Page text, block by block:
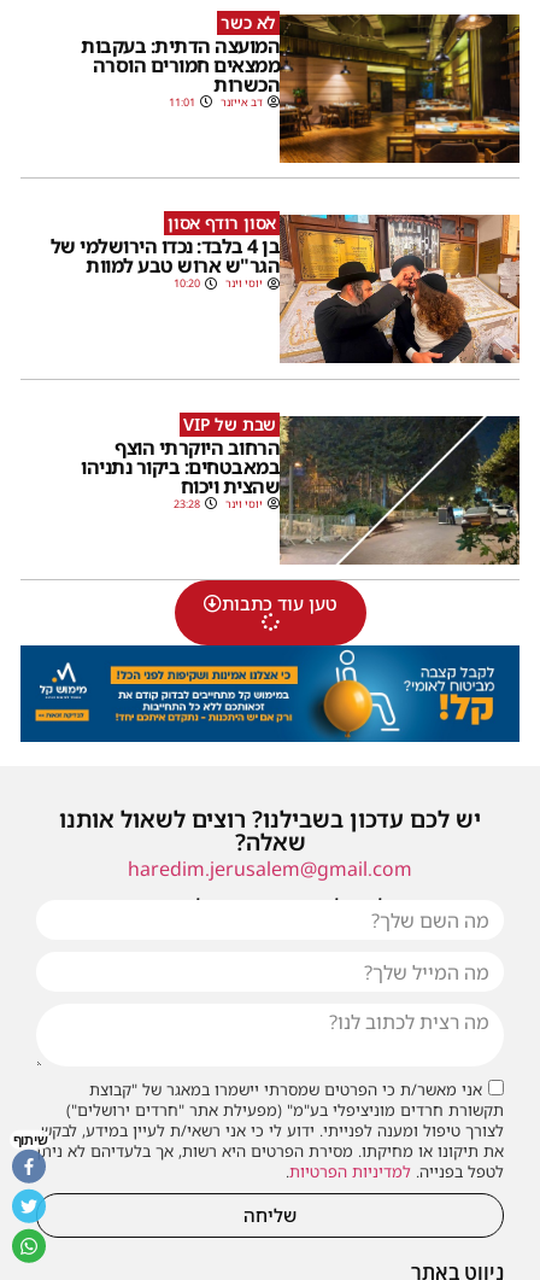
לא כשר
המועצה הדתית: בעקבות
ממצאים חמורים הוסרה
הכשרות
דב אייזנר 11:01
אסון רודף אסון
בן 4 בלבד: נכדו הירושלמי של
הגר"ש ארוש טבע למוות
יוסי וינר 10:20
שבת של VIP
הרחוב היוקרתי הוצף
במאבטחים: ביקור נתניהו
שהצית ויכוח
יוסי וינר 23:28
טען עוד כתבות
ניווט באתר
יש לכם עדכון בשבילנו? רוצים לשאול אותנו
שאלה?
haredim.jerusalem@gmail.com
או שילחו אלינו פנייה ונחזור אליכם בהקדם
אני מאשר/ת כי הפרטים שמסרתי יישמרו במאגר של "קבוצת
תקשורת חרדים מוניציפלי בע"מ" (מפעילת אתר "חרדים ירושלים")
לצורך טיפול ומענה לפנייתי. ידוע לי כי אני רשאי/ת לעיין במידע, לבקש
את תיקונו או מחיקתו. מסירת הפרטים היא רשות, אך בלעדיהם לא ניתן
לטפל בפנייה. למדיניות הפרטיות.
שליחה
שיתוף